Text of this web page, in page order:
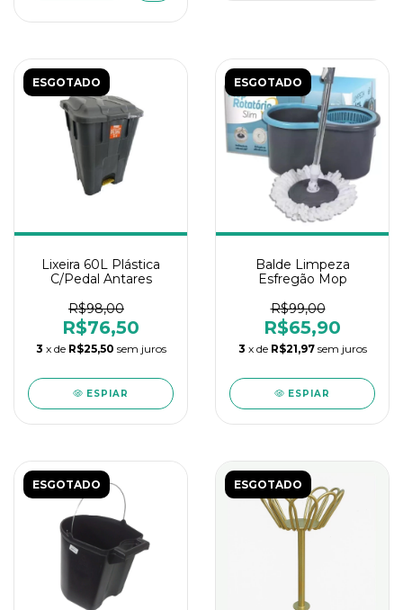
ESGOTADO
Lixeira 60L Plástica
C/Pedal Antares
R$98,00
R$76,50
3 x de R$25,50 sem juros
ESPIAR
ESGOTADO
Balde Limpeza
Esfregão Mop
R$99,00
R$65,90
3 x de R$21,97 sem juros
ESPIAR
ESGOTADO ESGOTADO